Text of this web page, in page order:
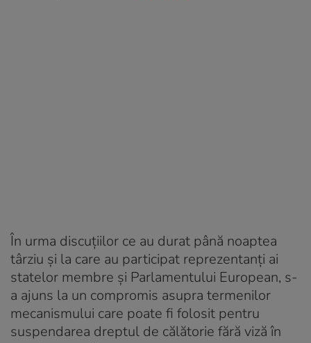
În urma discuţiilor ce au durat până noaptea
târziu și la care au participat reprezentanţi ai
statelor membre şi Parlamentului European, s-
a ajuns la un compromis asupra termenilor
mecanismului care poate fi folosit pentru
suspendarea dreptul de călătorie fără viză în